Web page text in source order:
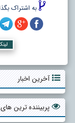
به اشتراک
آخرین اخبار
پربیننده ترین های